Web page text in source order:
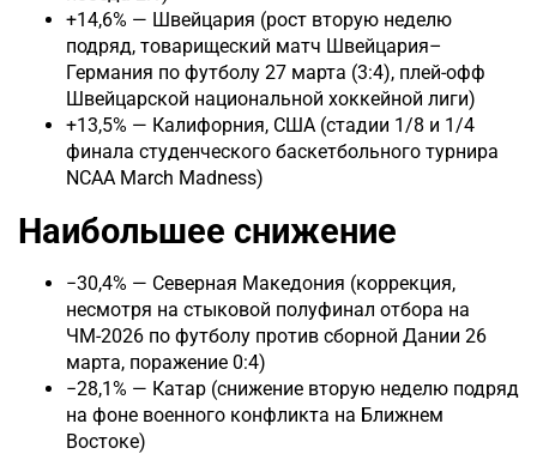
+14,6% — Швейцария (рост вторую неделю
подряд, товарищеский матч Швейцария–
Германия по футболу 27 марта (3:4), плей-офф
Швейцарской национальной хоккейной лиги)
+13,5% — Калифорния, США (стадии 1/8 и 1/4
финала студенческого баскетбольного турнира
NCAA March Madness)
Наибольшее снижение
−30,4% — Северная Македония (коррекция,
несмотря на стыковой полуфинал отбора на
ЧМ-2026 по футболу против сборной Дании 26
марта, поражение 0:4)
−28,1% — Катар (снижение вторую неделю подряд
на фоне военного конфликта на Ближнем
Востоке)